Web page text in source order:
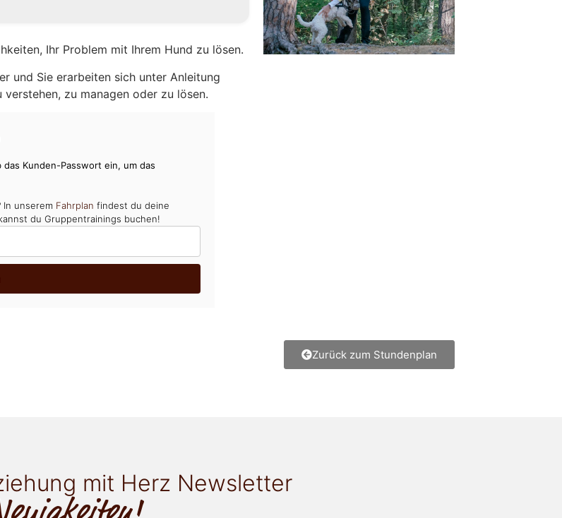
Ihr Problem mit Ihrem Hund zu lösen.
und Sie erarbeiten sich unter Anleitung
zu managen oder zu lösen.
Kunden-Passwort ein, um das
unserem Fahrplan findest du deine
du Gruppentrainings buchen!
Zurück zum Stundenplan
mit Herz Newsletter